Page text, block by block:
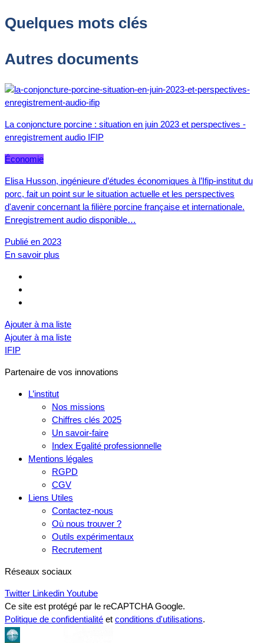
Quelques mots clés
Autres documents
La conjoncture porcine : situation en juin 2023 et perspectives -
enregistrement audio IFIP
Économie
Elisa Husson, ingénieure d’études économiques à l’Ifip-institut du
porc, fait un point sur le situation actuelle et les perspectives
d'avenir concernant la filière porcine française et internationale.
Enregistrement audio disponible…
Publié en 2023
En savoir plus
Ajouter à ma liste
Ajouter à ma liste
IFIP
Partenaire de vos innovations
L’institut
Nos missions
Chiffres clés 2025
Un savoir-faire
Index Egalité professionnelle
Mentions légales
RGPD
CGV
Liens Utiles
Contactez-nous
Où nous trouver ?
Outils expérimentaux
Recrutement
Réseaux sociaux
Twitter Linkedin Youtube
Ce site est protégé par le reCAPTCHA Google.
Politique de confidentialité et conditions d'utilisations.